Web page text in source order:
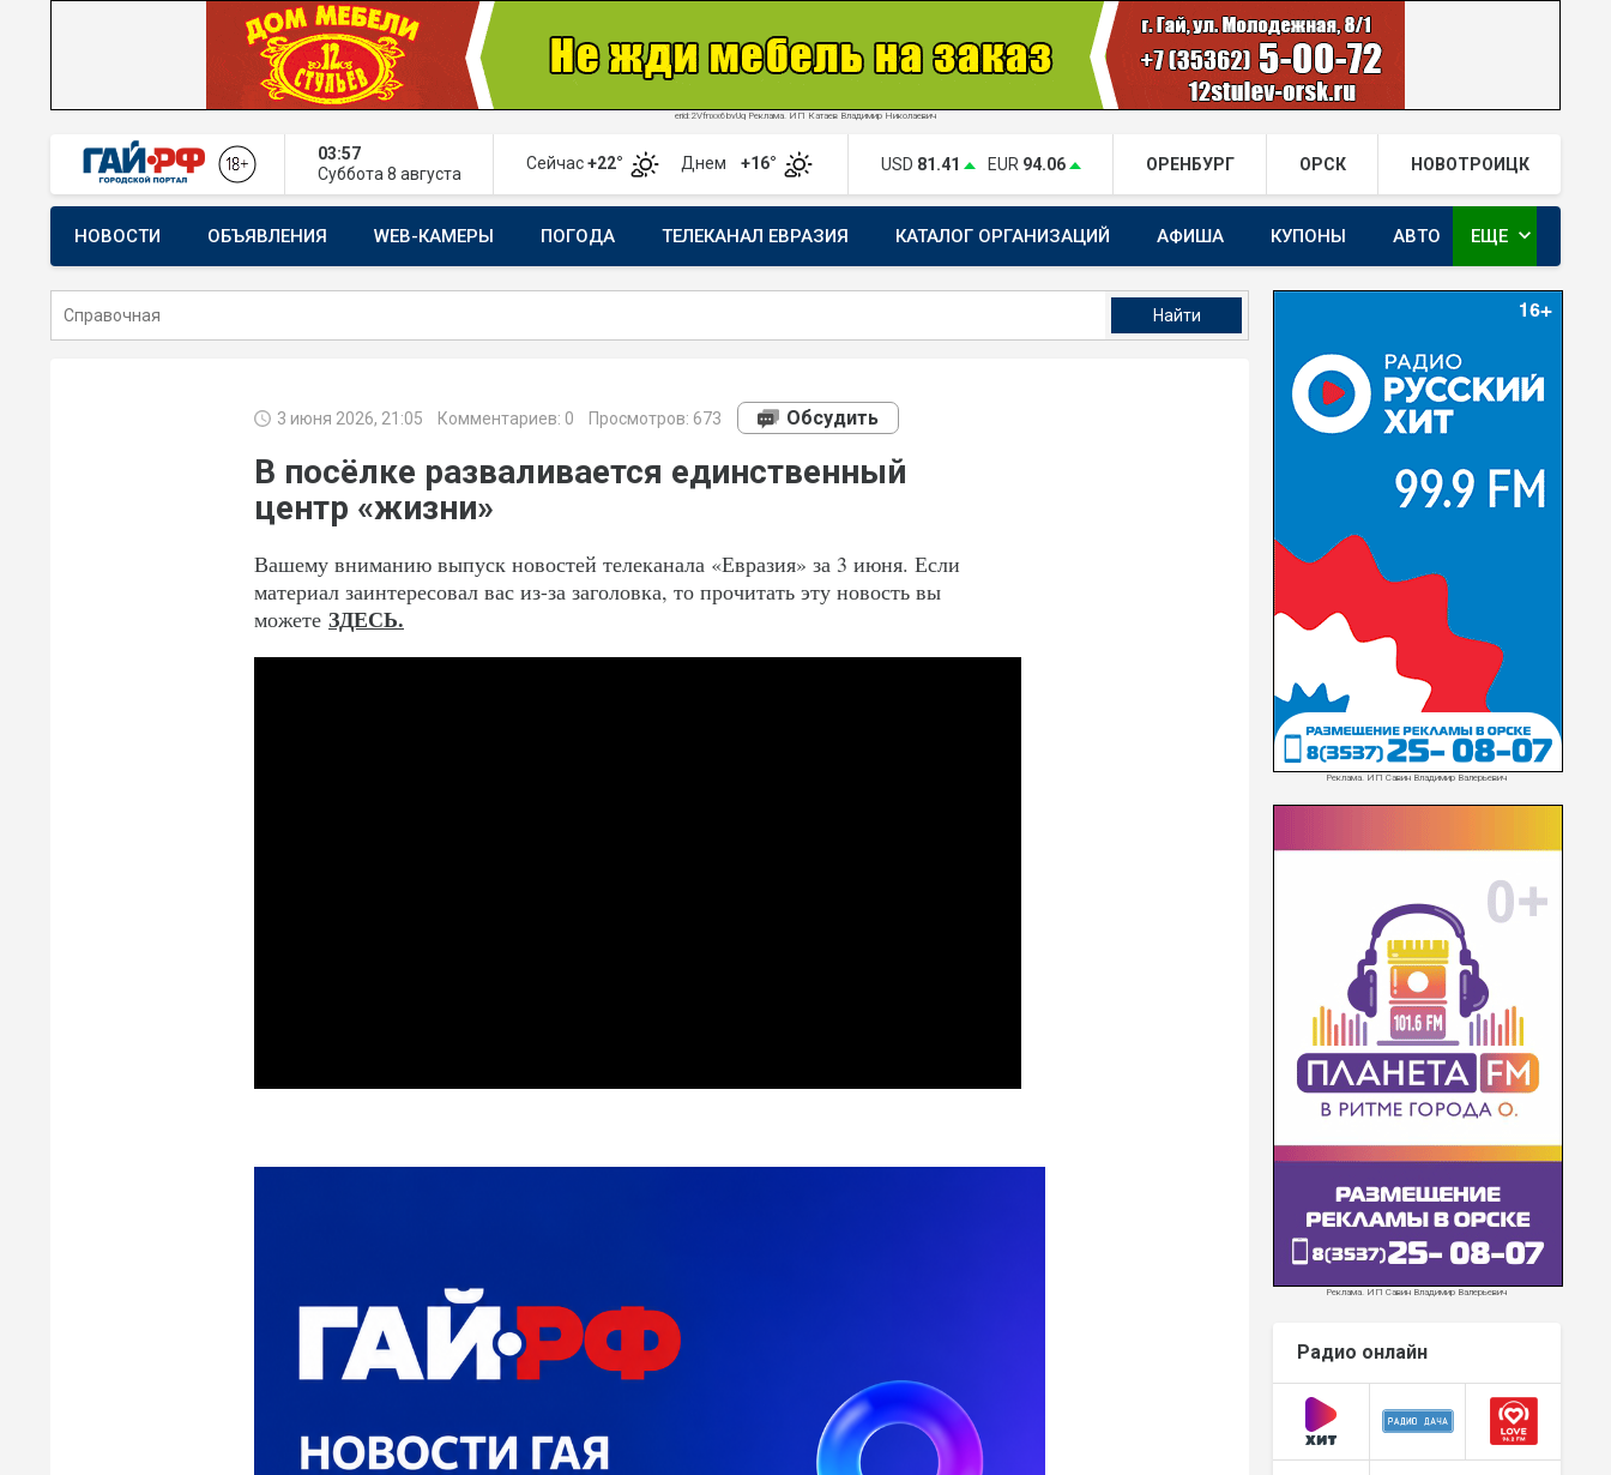
erid:2Vfnxx6bvUq Реклама. ИП Катаев Владимир Николаевич
03:57
Суббота 8 августа
Сейчас+22° Днем +16° USD 81.41 EUR 94.06 ОРЕНБУРГ ОРСК НОВОТРОИЦК
НОВОСТИ ОБЪЯВЛЕНИЯ WEB-КАМЕРЫ ПОГОДА ТЕЛЕКАНАЛ ЕВРАЗИЯ КАТАЛОГ ОРГАНИЗАЦИЙ АФИША КУПОНЫ АВТО
СТРОИТЕЛЬСТВО И РЕМОНТ ГАЙ.РФ В TELEGRAM
ЕЩЕ expand_more
3 июня 2026, 21:05 Комментариев: 0 Просмотров: 673 Обсудить
В посёлке разваливается единственный
центр «жизни»
Вашему вниманию выпуск новостей телеканала «Евразия» за 3 июня. Если
материал заинтересовал вас из-за заголовка, то прочитать эту новость вы
можете ЗДЕСЬ.
Реклама. ИП Савин Владимир Валерьевич
Реклама. ИП Савин Владимир Валерьевич
Радио онлайн